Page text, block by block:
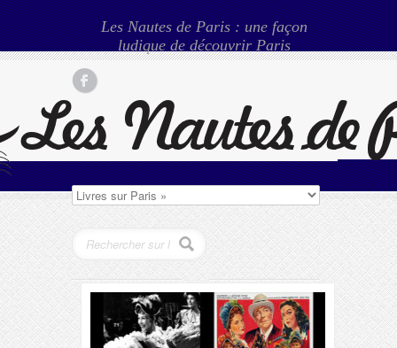
Les Nautes de Paris : une façon
ludique de découvrir Paris